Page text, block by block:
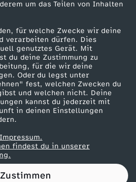
um das Teilen von Inhalten
für welche Zwecke wir deine
verarbeiten dürfen. Dies
genutztes Gerät. Mit
du deine Zustimmung zu
für die wir deine
Oder du legst unter
fest, welchen Zwecken du
und welchen nicht. Deine
kannst du jederzeit mit
in deinen Einstellungen
findest du in unserer
Zustimmen